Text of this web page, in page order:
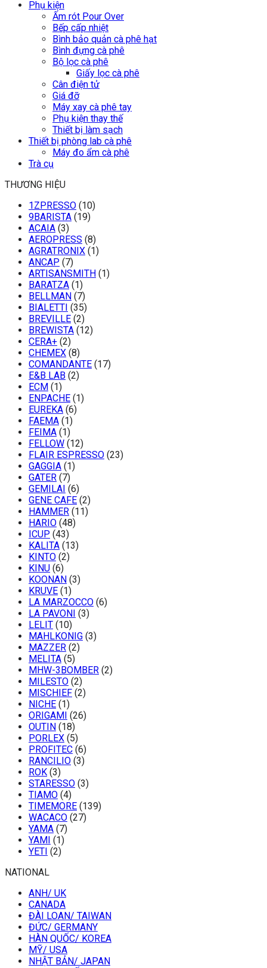
Phụ kiện
Ấm rót Pour Over
Bếp cấp nhiệt
Bình bảo quản cà phê hạt
Bình đựng cà phê
Bộ lọc cà phê
Giấy lọc cà phê
Cân điện tử
Giá đỡ
Máy xay cà phê tay
Phụ kiện thay thế
Thiết bị làm sạch
Thiết bị phòng lab cà phê
Máy đo ẩm cà phê
Trà cụ
THƯƠNG HIỆU
1ZPRESSO (10)
9BARISTA (19)
ACAIA (3)
AEROPRESS (8)
AGRATRONIX (1)
ANCAP (7)
ARTISANSMITH (1)
BARATZA (1)
BELLMAN (7)
BIALETTI (35)
BREVILLE (2)
BREWISTA (12)
CERA+ (2)
CHEMEX (8)
COMANDANTE (17)
E&B LAB (2)
ECM (1)
ENPACHE (1)
EUREKA (6)
FAEMA (1)
FEIMA (1)
FELLOW (12)
FLAIR ESPRESSO (23)
GAGGIA (1)
GATER (7)
GEMILAI (6)
GENE CAFE (2)
HAMMER (11)
HARIO (48)
ICUP (43)
KALITA (13)
KINTO (2)
KINU (6)
KOONAN (3)
KRUVE (1)
LA MARZOCCO (6)
LA PAVONI (3)
LELIT (10)
MAHLKONIG (3)
MAZZER (2)
MELITA (5)
MHW-3BOMBER (2)
MILESTO (2)
MISCHIEF (2)
NICHE (1)
ORIGAMI (26)
OUTIN (18)
PORLEX (5)
PROFITEC (6)
RANCILIO (3)
ROK (3)
STARESSO (3)
TIAMO (4)
TIMEMORE (139)
WACACO (27)
YAMA (7)
YAMI (1)
YETI (2)
NATIONAL
ANH/ UK
CANADA
ĐÀI LOAN/ TAIWAN
ĐỨC/ GERMANY
HÀN QUỐC/ KOREA
MỸ/ USA
NHẬT BẢN/ JAPAN